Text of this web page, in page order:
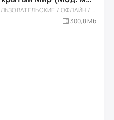
АРКАДЫ / ОДНОПОЛЬЗОВАТЕЛЬСКИЕ / ОФЛАЙН / МОД / РОЛЕВЫЕ / ШУТЕРЫ / ОТКРЫТЫЙ МИР / ВСТРОЕННЫЙ КЕШ / 3D / ЭКШЕНЫ / ТУАЛЕТНЫЕ ВОЙНЫ / ДЛЯ ДЕТЕЙ
300,8 Mb